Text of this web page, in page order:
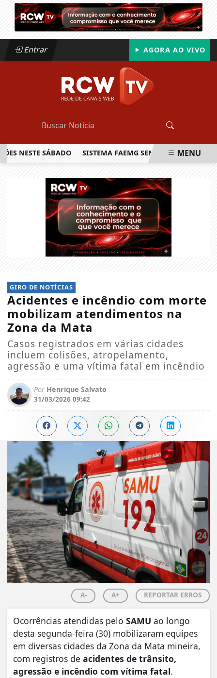
Entrar AGORA AO VIVO
SÁBADO SISTEMA FAEMG SENAR LANÇA O PRIMEIRO
MENU
GIRO DE NOTÍCIAS
Acidentes e incêndio com morte
mobilizam atendimentos na
Zona da Mata
Casos registrados em várias cidades
incluem colisões, atropelamento,
agressão e uma vítima fatal em incêndio
Por Henrique Salvato
31/03/2026 09:42
A- A+ REPORTAR ERROS
Ocorrências atendidas pelo SAMU ao longo
desta segunda-feira (30) mobilizaram equipes
em diversas cidades da Zona da Mata mineira,
com registros de acidentes de trânsito,
agressão e incêndio com vítima fatal.